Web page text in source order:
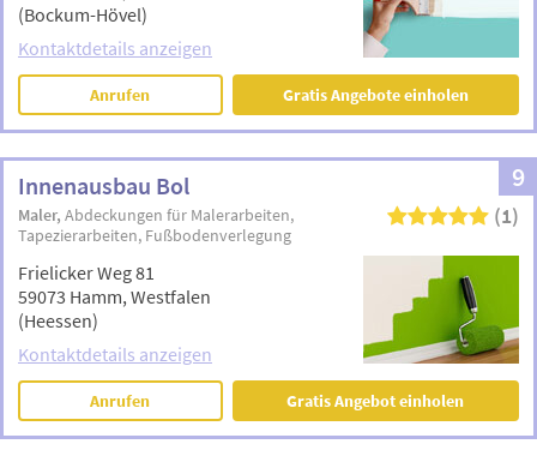
(Bockum-Hövel)
Kontaktdetails anzeigen
Anrufen Gratis Angebote einholen
9
Innenausbau Bol
Maler Abdeckungen für Malerarbeiten
Tapezierarbeiten Fußbodenverlegung
(1)
Frielicker Weg 81
59073 Hamm, Westfalen
(Heessen)
Kontaktdetails anzeigen
Anrufen Gratis Angebot einholen